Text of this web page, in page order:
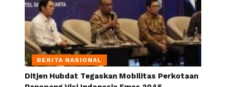
BERITA NASIONAL
Ditjen Hubdat Tegaskan Mobilitas Perkotaan